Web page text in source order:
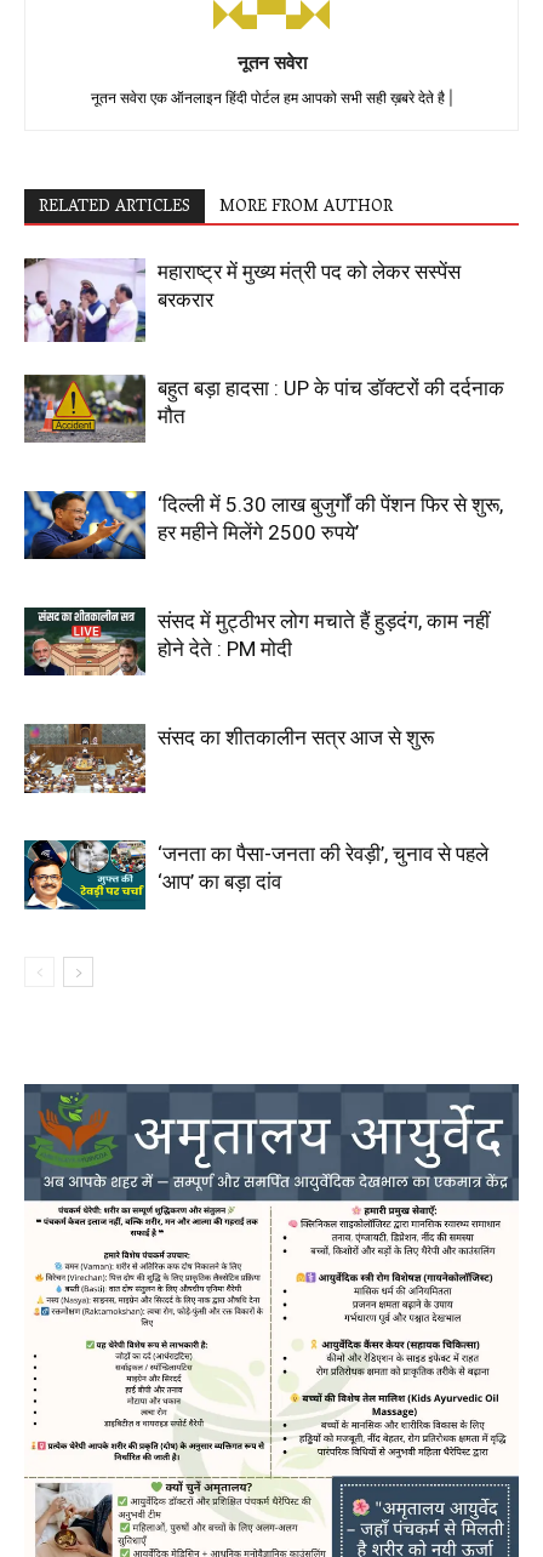
नूतन सवेरा
नूतन सवेरा एक ऑनलाइन हिंदी पोर्टल हम आपको सभी सही ख़बरे देते है |
RELATED ARTICLES MORE FROM AUTHOR
महाराष्ट्र में मुख्य मंत्री पद को लेकर सस्पेंस
बरकरार
बहुत बड़ा हादसा : UP के पांच डॉक्टरों की दर्दनाक
मौत
‘दिल्ली में 5.30 लाख बुजुर्गों की पेंशन फिर से शुरू,
हर महीने मिलेंगे 2500 रुपये’
संसद में मुट्ठीभर लोग मचाते हैं हुड़दंग, काम नहीं
होने देते : PM मोदी
संसद का शीतकालीन सत्र आज से शुरू
‘जनता का पैसा-जनता की रेवड़ी’, चुनाव से पहले
‘आप’ का बड़ा दांव